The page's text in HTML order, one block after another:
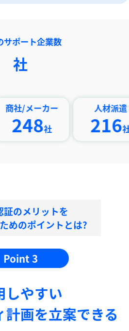
サポート企業数
社
カー
社 社
証のメリットを
めのポイントとは?
Point 3
しやすい
計画を⽴案できる